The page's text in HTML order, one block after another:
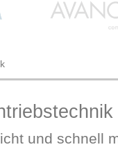
und schnell